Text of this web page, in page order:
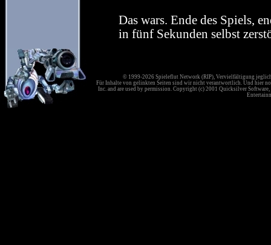
Das wars. Ende des Spiels,
in fünf Sekunden selbst
© 1999-2026 Spieleflut Network (RIP), Vervielfältigung
Für Inhalte von gelinkten Seiten sind wir nicht verantwortlich. Und hier
Inc. and are used by permission. Copyright (c) 2001 Quicksilver